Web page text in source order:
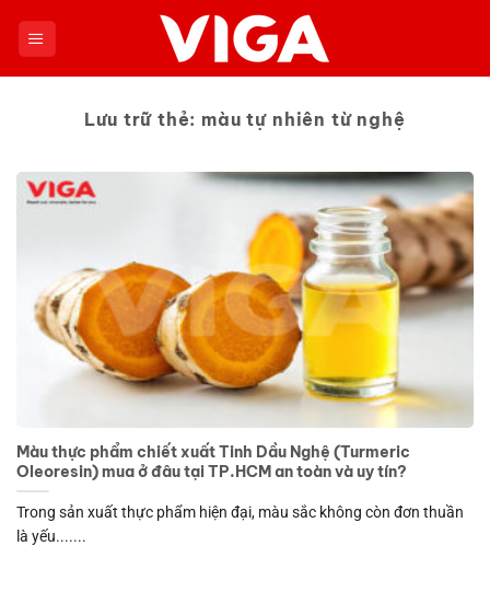
Lưu trữ thẻ: màu tự nhiên từ nghệ
Màu thực phẩm chiết xuất Tinh Dầu Nghệ (Turmeric
Oleoresin) mua ở đâu tại TP.HCM an toàn và uy tín?
Trong sản xuất thực phẩm hiện đại, màu sắc không còn đơn thuần
là yếu.......